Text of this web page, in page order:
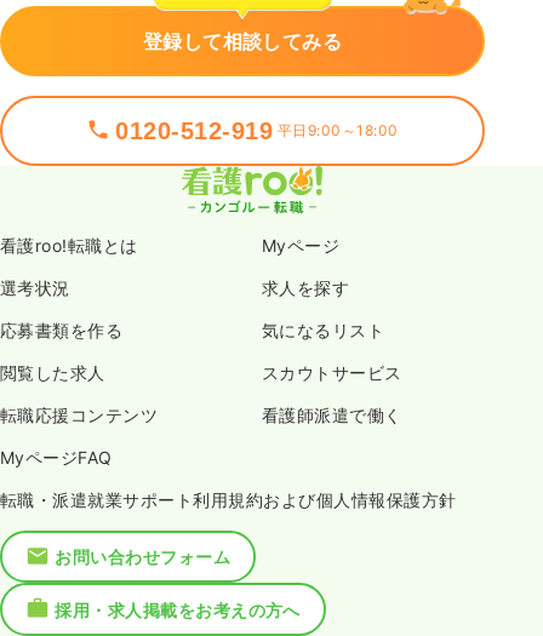
登録して相談してみる
0120-512-919 平日9:00～18:00
看護roo!転職とは Myページ
選考状況 求人を探す
応募書類を作る 気になるリスト
閲覧した求人 スカウトサービス
転職応援コンテンツ 看護師派遣で働く
MyページFAQ
転職・派遣就業サポート利用規約および個人情報保護方針
お問い合わせフォーム
採用・求人掲載をお考えの方へ